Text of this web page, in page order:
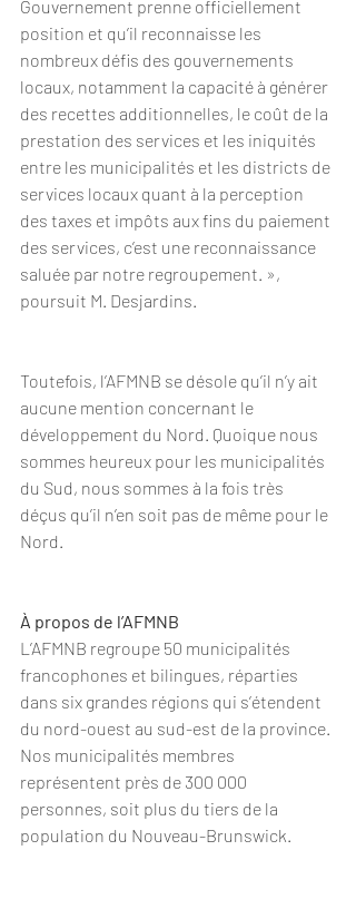
Gouvernement prenne officiellement
position et qu’il reconnaisse les
nombreux défis des gouvernements
locaux, notamment la capacité à générer
des recettes additionnelles, le coût de la
prestation des services et les iniquités
entre les municipalités et les districts de
services locaux quant à la perception
des taxes et impôts aux fins du paiement
des services, c’est une reconnaissance
saluée par notre regroupement. »,
poursuit M. Desjardins.
Toutefois, l’AFMNB se désole qu’il n’y ait
aucune mention concernant le
développement du Nord. Quoique nous
sommes heureux pour les municipalités
du Sud, nous sommes à la fois très
déçus qu’il n’en soit pas de même pour le
Nord.
À propos de l’AFMNB
L’AFMNB regroupe 50 municipalités
francophones et bilingues, réparties
dans six grandes régions qui s’étendent
du nord-ouest au sud-est de la province.
Nos municipalités membres
représentent près de 300 000
personnes, soit plus du tiers de la
population du Nouveau-Brunswick.